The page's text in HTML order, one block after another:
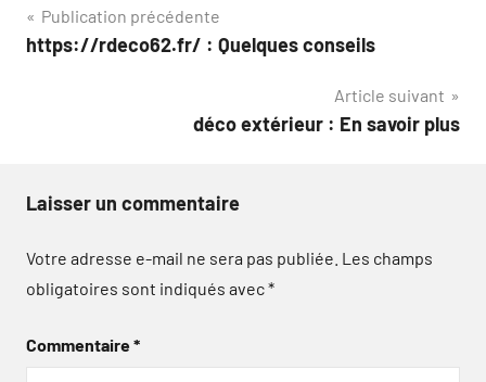
Navigation
de
Publication précédente
https://rdeco62.fr/ : Quelques conseils
Article suivant
déco extérieur : En savoir plus
Laisser un commentaire
Votre adresse e-mail ne sera pas publiée. Les champs
obligatoires sont indiqués avec*
Commentaire*